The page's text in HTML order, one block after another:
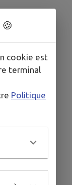
28 mai
cookie est
terminal
Politique